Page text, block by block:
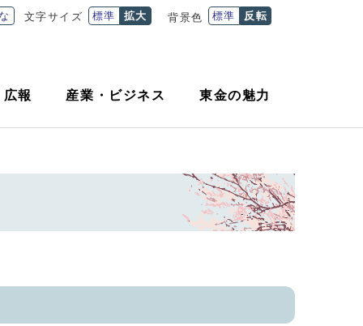
文字サイズ 標準 拡大 背景色 標準 反転
広報 産業 ・ ビジネス 東金の魅力